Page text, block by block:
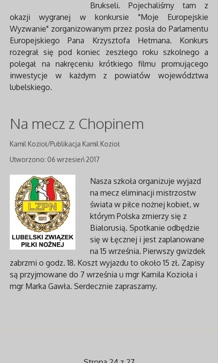
Brukseli. Pojechaliśmy tam z
okazji wygranej w konkursie "Moje Europejskie
Wyzwanie" zorganizowanym przez posła do Parlamentu
Europejskiego Pana Krzysztofa Hetmana. Konkurs
rozegrał się pod koniec zeszłego roku szkolnego a
polegał na nakręceniu krótkiego filmu promującego
inwestycje w każdym z powiatów województwa
lubelskiego.
Na mecz z Chopinem
Kamil Kozioł/Publikacja Kamil Kozioł
Utworzono: 06 wrzesień 2017
Nasza szkoła organizuje wyjazd
na mecz eliminacji mistrzostw
świata w piłce nożnej kobiet, w
którym Polska zmierzy się z
Białorusią. Spotkanie odbędzie
się w Łęcznej i jest zaplanowane
na 15 września. Pierwszy gwizdek
zabrzmi o godz. 18. Koszt wyjazdu to około 15 zł. Zapisy
są przyjmowane do 7 września u mgr Kamila Kozioła i
mgr Marka Gawła. Serdecznie zapraszamy.